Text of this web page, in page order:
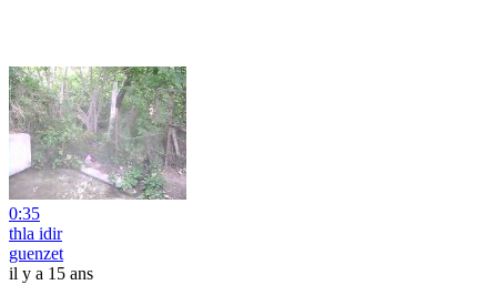
0:35
thla idir
guenzet
il y a 15 ans